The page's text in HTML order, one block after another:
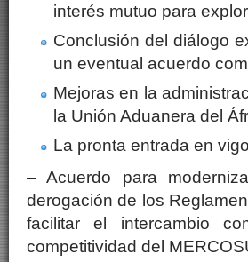
interés mutuo para
Conclusión del diálogo
un eventual acuerdo
Mejoras en la
la Unión Aduanera del
La pronta entrada en
– Acuerdo para
derogación de los
facilitar el intercambio
competitividad del